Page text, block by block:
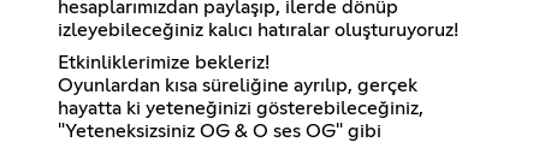
hesaplarımızdan paylaşıp, ilerde dönüp
izleyebileceğiniz kalıcı hatıralar oluşturuyoruz!
Etkinliklerimize bekleriz!
Oyunlardan kısa süreliğine ayrılıp, gerçek
hayatta ki yeteneğinizi gösterebileceğiniz,
"Yeteneksizsiniz OG & O ses OG" gibi